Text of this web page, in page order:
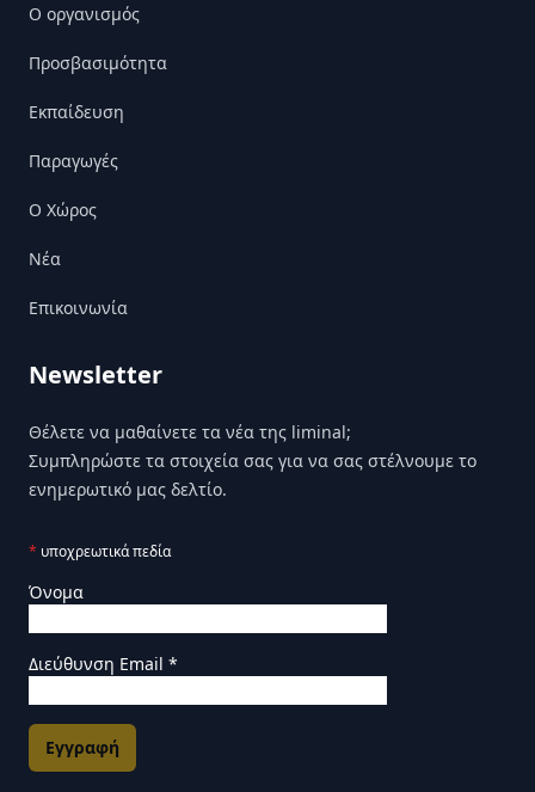
Ο οργανισμός
Προσβασιμότητα
Εκπαίδευση
Παραγωγές
Ο Χώρος
Nέα
Επικοινωνία
Newsletter
Θέλετε να μαθαίνετε τα νέα της liminal;
Συμπληρώστε τα στοιχεία σας για να σας στέλνουμε το
ενημερωτικό μας δελτίο.
* υποχρεωτικά πεδία
Όνομα
Διεύθυνση Email *